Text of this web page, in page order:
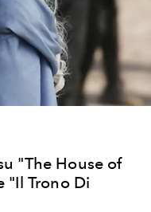
"The House of
"Il Trono Di